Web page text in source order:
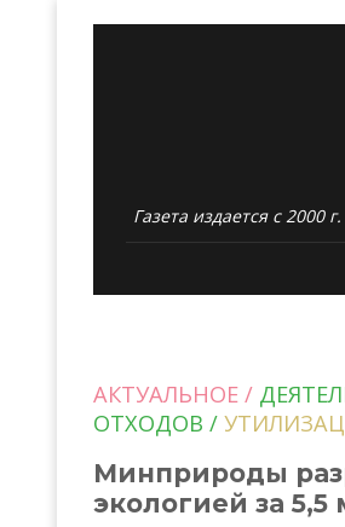
Газета издается с 2000 г.
АКТУАЛЬНОЕ /
ОТХОДОВ /
Минприроды
экологией за